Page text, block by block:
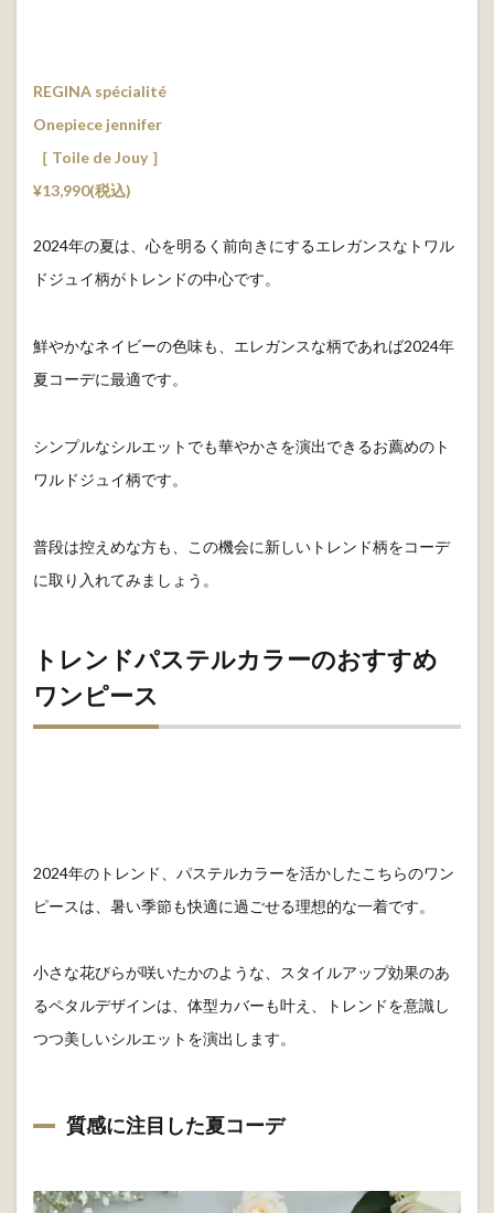
REGINA spécialité
Onepiece jennifer
［ Toile de Jouy ］
¥13,990(税込)
2024年の夏は、心を明るく前向きにするエレガンスなトワル
ドジュイ柄がトレンドの中心です。
鮮やかなネイビーの色味も、エレガンスな柄であれば2024年
夏コーデに最適です。
シンプルなシルエットでも華やかさを演出できるお薦めのト
ワルドジュイ柄です。
普段は控えめな方も、この機会に新しいトレンド柄をコーデ
に取り入れてみましょう。
トレンドパステルカラーのおすすめ
ワンピース
2024年のトレンド、パステルカラーを活かしたこちらのワン
ピースは、暑い季節も快適に過ごせる理想的な一着です。
小さな花びらが咲いたかのような、スタイルアップ効果のあ
るペタルデザインは、体型カバーも叶え、トレンドを意識し
つつ美しいシルエットを演出します。
質感に注目した夏コーデ